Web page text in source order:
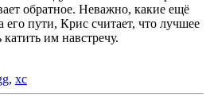
обратное. Неважно, какие ещё
его пути, Крис считает, что лучшее
им навстречу.
, xc